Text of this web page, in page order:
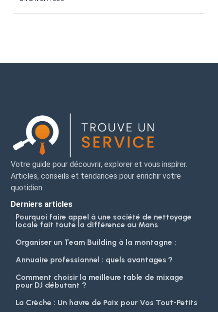
Votre guide pour découvrir, explorer et vous inspirer.
Articles, conseils et tendances pour enrichir votre
quotidien.
Derniers articles
Pourquoi faire appel à une société de nettoyage
locale fait toute la différence au Mans
Organiser un Team Building à la montagne :
Annuaire professionnel : quels avantages ?
Comment choisir la meilleure table de mixage
pour DJ débutant ?
La Crèche : Un havre de Paix pour Vos Tout-Petits